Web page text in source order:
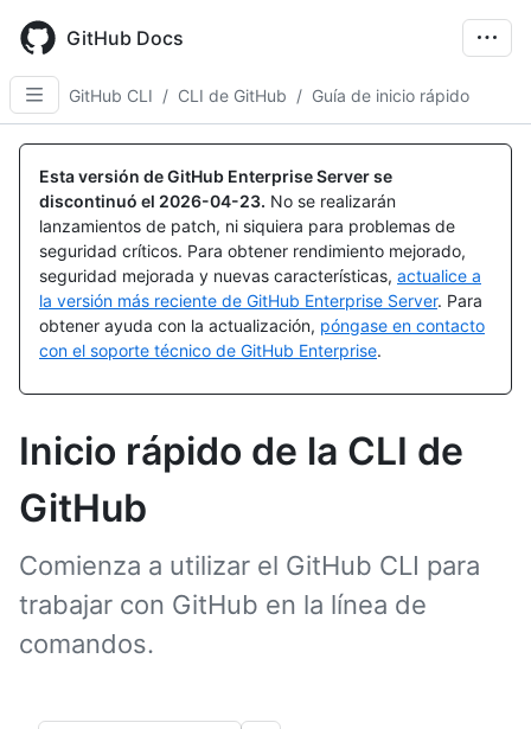
main
content
GitHub Docs
GitHub CLI / CLI de GitHub / Guía de inicio rápido
Esta versión de GitHub Enterprise Server se
discontinuó el 2026-04-23. No se realizarán
lanzamientos de patch, ni siquiera para problemas de
seguridad críticos. Para obtener rendimiento mejorado,
seguridad mejorada y nuevas características, actualice a
la versión más reciente de GitHub Enterprise Server. Para
obtener ayuda con la actualización, póngase en contacto
con el soporte técnico de GitHub Enterprise.
Inicio rápido de la CLI de
GitHub
Comienza a utilizar el GitHub CLI para
trabajar con GitHub en la línea de
comandos.